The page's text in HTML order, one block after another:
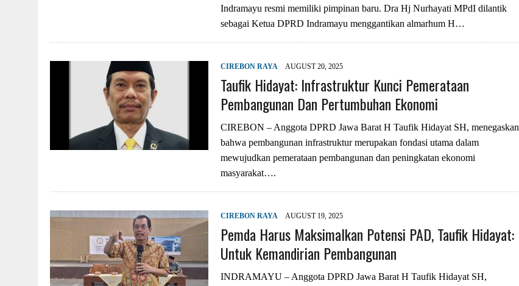
Indramayu resmi memiliki pimpinan baru. Dra Hj Nurhayati MPdI dilantik
sebagai Ketua DPRD Indramayu menggantikan almarhum H…
CIREBON RAYA AUGUST 20, 2025
Taufik Hidayat: Infrastruktur Kunci Pemerataan
Pembangunan Dan Pertumbuhan Ekonomi
CIREBON – Anggota DPRD Jawa Barat H Taufik Hidayat SH, menegaskan
bahwa pembangunan infrastruktur merupakan fondasi utama dalam
mewujudkan pemerataan pembangunan dan peningkatan ekonomi
masyarakat….
CIREBON RAYA AUGUST 19, 2025
Pemda Harus Maksimalkan Potensi PAD, Taufik Hidayat:
Untuk Kemandirian Pembangunan
INDRAMAYU – Anggota DPRD Jawa Barat H Taufik Hidayat SH,